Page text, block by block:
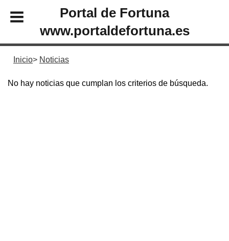
Portal de Fortuna
www.portaldefortuna.es
Inicio Noticias
No hay noticias que cumplan los criterios de búsqueda.